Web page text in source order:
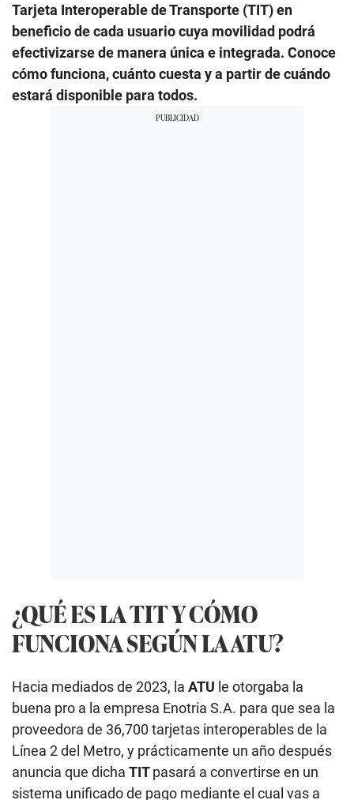
Tarjeta Interoperable de Transporte (TIT) en
beneficio de cada usuario cuya movilidad podrá
efectivizarse de manera única e integrada. Conoce
cómo funciona, cuánto cuesta y a partir de cuándo
estará disponible para todos.
¿QUÉ ES LA TIT Y CÓMO
FUNCIONA SEGÚN LA ATU?
Hacia mediados de 2023, la ATU le otorgaba la
buena pro a la empresa Enotria S.A. para que sea la
proveedora de 36,700 tarjetas interoperables de la
Línea 2 del Metro, y prácticamente un año después
anuncia que dicha TITpasará a convertirse en un
sistema unificado de pago mediante el cual vas a